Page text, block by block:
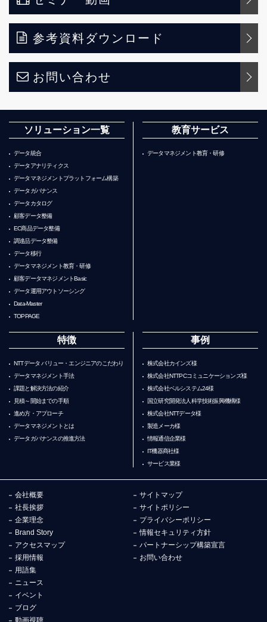
参考資料ダウンロード
お問い合わせ
ソリューション一覧
データ統合
データアナリティクス
データマネジメントプラットフォーム構築
データガバナンス
データカタログ
顧客データ整備
EC商品データ整備
調達品データ整備
データ移行
データマネジメント教育・研修
顧客データマネジメントBasic
データ運用アウトソーシング
Data-Master
TOPPAGE
教育サービス
データマネジメント教育・研修
特徴
NTTデータ バリュー・エンジニアのこだわり
データマネジメント手法
課題と解決方法の紹介
見積～開始までの手順
進め方・アプローチ
データマネジメントとは
データガバナンスの推進方法
事例
株式会社カインズ様
株式会社NTTPCコミュニケーションズ様
株式会社ベルシステム24様
国立研究開発法人科学技術振興機構様
株式会社NTTデータ様
製造メーカ様
情報通信企業様
IT機器商社様
サービス業様
会社概要
社長挨拶
企業理念
Brand Story
アクセスマップ
採用情報
サイトマップ
サイトポリシー
プライバシーポリシー
情報セキュリティ方針
パートナーシップ構築宣言
お問い合わせ
用語集
ニュース
イベント
ブログ
動画視聴